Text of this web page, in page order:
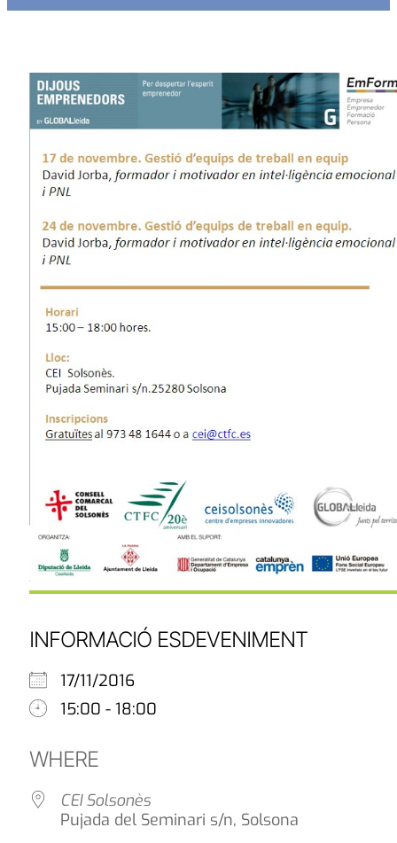
INFORMACIÓ ESDEVENIMENT
17/11/2016
15:00 - 18:00
WHERE
CEI Solsonès
Pujada del Seminari s/n, Solsona